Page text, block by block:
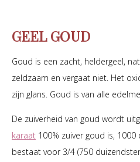
GEEL GOUD
Goud is een zacht, heldergeel,
zeldzaam en vergaat niet. Het
zijn glans. Goud is van alle
De zuiverheid van goud wordt
karaat 100% zuiver goud is,
bestaat voor 3/4 (750